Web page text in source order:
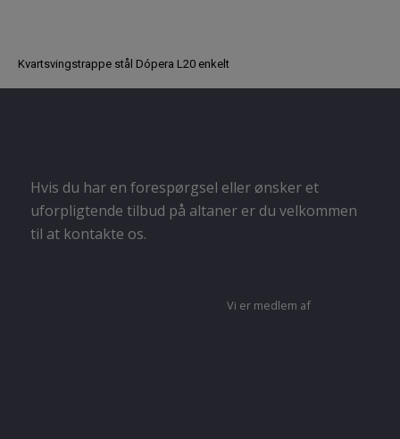
Kvartsvingstrappe stål Dópera L20 enkelt
Hvis du har en forespørgsel eller ønsker et
uforpligtende tilbud på altaner er du velkommen
til at kontakte os.
Vi er medlem af